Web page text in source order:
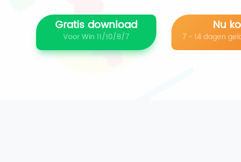
Gratis download
Voor Win 11/10/8/7
Nu
7 - 14 dagen